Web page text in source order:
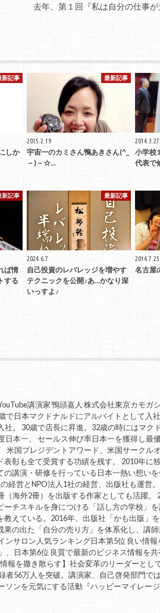
去年、第１回『私は自分の仕事が
新記事
しか
最新記事
2015.2.19
宇宙一のカミさん鴨あきさん(^_
－)－☆...
2014.3.27
小学校
代表で
新記事
ば情
する
最新記事
2024.6.7
自己投資のレバレッジを増やす
テクニックを公開♪あ…かなり深
いっすよ♪
2014.7.25
名古屋
講演家 鴨頭嘉人 株式会社東京カモガ
で日本マクドナルドにアルバイトとして入
。 30歳で店長に昇進。32歳の時にはマク
本一、 セールス伸び率日本一を獲得し最
米国プレジデントアワード、米国サークル
彰も全て受賞する功績を残す。 2010年に
講演・研修を行っている日本一熱い想いを
経営とNPO法人1社の経営、出版社も運営
（海外2冊）を出版する作家としても活躍。
チスキルを身につける「話し方の学校」
教えている。2016年、出版社「かも出版」
の出た「自分の売り方」を体系化し、講
ンサロン人気ランキング日本第5位 良い情
、日本第6位 良質で最新のビジネス情報を
報を撒き散らす】社会変革のリーダーとし
者56万人を突破。講演家、自己啓発部門で
ソンを元気にする活動『ハッピーマイレージ